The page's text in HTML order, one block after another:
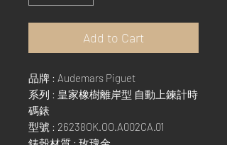
Add to Cart
品牌 : Audemars Piguet
系列 : 皇家橡樹離岸型 自動上鍊計時
碼錶
型號 : 26238OK.OO.A002CA.01